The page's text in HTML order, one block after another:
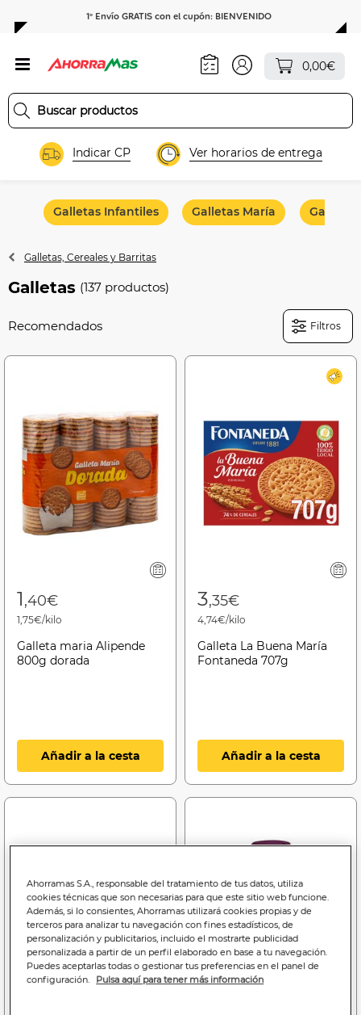
1º Envío GRATIS con el cupón: BIENVENIDO
0,00€
Indicar CP Ver horarios de entrega
Galletas Infantiles Galletas María Galletas
Galletas, Cereales y Barritas
Galletas (137 productos)
Filtros
1,40€
1,75€/kilo
Galleta maria Alipende
800g dorada
Añadir a la cesta
3,35€
4,74€/kilo
Galleta La Buena María
Fontaneda 707g
Añadir a la cesta
Ahorramas S.A., responsable del tratamiento de tus datos, utiliza
cookies técnicas que son necesarias para que este sitio web funcione.
Además, si lo consientes, Ahorramas utilizará cookies propias y de
terceros para analizar tu navegación con fines estadísticos, de
personalización y publicitarios, incluido el mostrarte publicidad
personalizada a partir de un perfil elaborado en base a tu navegación.
Puedes aceptarlas todas o gestionar tus preferencias en el panel de
configuración.
Pulsa aquí para tener más información